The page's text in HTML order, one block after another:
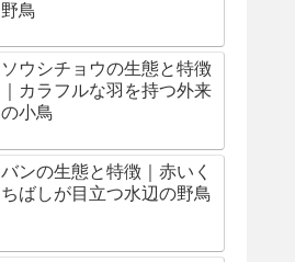
野鳥
ソウシチョウの生態と特徴
｜カラフルな羽を持つ外来
の小鳥
バンの生態と特徴｜赤いく
ちばしが目立つ水辺の野鳥